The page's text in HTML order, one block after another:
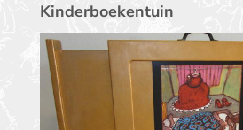
Kinderboekentuin